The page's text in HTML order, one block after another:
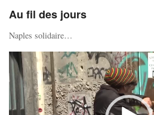
Au fil des jours
Naples solidaire…
Lecteur
vidéo